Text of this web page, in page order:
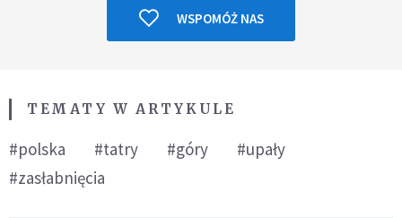
WSPOMÓŻ NAS
TEMATY W ARTYKULE
#polska #tatry #góry
#upały
#zasłabnięcia